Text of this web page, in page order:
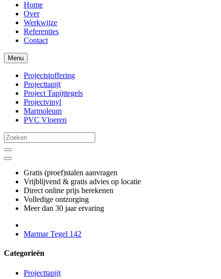
Home
Over
Werkwijze
Referenties
Contact
Menu
Projectstoffering
Projecttapijt
Project Tapijttegels
Projectvinyl
Marmoleum
PVC Vloeren
Gratis (proef)stalen aanvragen
Vrijblijvend & gratis advies op locatie
Direct online prijs berekenen
Volledige ontzorging
Meer dan 30 jaar ervaring
Marmar Tegel 142
Categorieën
Projecttapijt